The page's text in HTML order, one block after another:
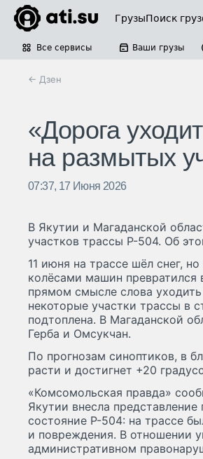
ГрузыПоиск
Все сервисы Ваши грузы
← Дзен
«Дорога
на размытых
07:37, 17 Июня 2026
В Якутии и Магаданской
участков трассы Р-504. Об
11 июня на трассе шёл снег,
колёсами машин превратился
прямом смысле слова
некоторые участки трассы в
подтоплена. В Магаданской
Герба и Омсукчан.
По прогнозам синоптиков, в
расти и достигнет +20
«Комсомольская правда»
Якутии внесла
состояние Р-504: на трассе
и повреждения. В отношении
административном